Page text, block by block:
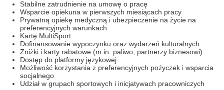
Stabilne zatrudnienie na umowę o pracę
Wsparcie opiekuna w pierwszych miesiącach pracy
Prywatną opiekę medyczną i ubezpieczenie na życie na
preferencyjnych warunkach
Kartę MultiSport
Dofinansowanie wypoczynku oraz wydarzeń kulturalnych
Zniżki i karty rabatowe (m.in. paliwo, partnerzy biznesowi)
Dostęp do platformy językowej
Możliwość korzystania z preferencyjnych pożyczek i wsparcia
socjalnego
Udział w grupach sportowych i inicjatywach pracowniczych